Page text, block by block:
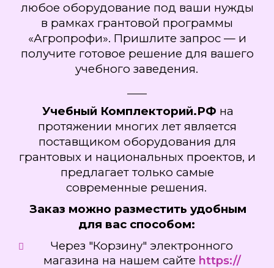
любое оборудование под ваши нужды
в рамках грантовой программы
«Агропрофи». Пришлите запрос — и
получите готовое решение для вашего
учебного заведения.
Учебный Комплекторий.РФ на
протяжении многих лет является
поставщиком оборудования для
грантовых и национальных проектов, и
предлагает только самые
современные решения.
Заказ можно разместить удобным
для вас способом:
Через "Корзину" электронного
магазина на нашем сайте https://